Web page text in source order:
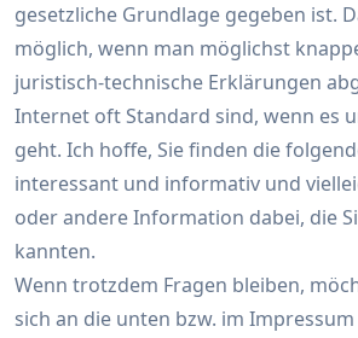
gesetzliche Grundlage gegeben ist.
möglich, wenn man möglichst
juristisch-technische Erklärungen
Internet oft Standard sind, wenn es
geht. Ich hoffe, Sie finden die
interessant und informativ und
oder andere Information dabei, die
kannten.
Wenn trotzdem Fragen bleiben,
sich an die unten bzw. im